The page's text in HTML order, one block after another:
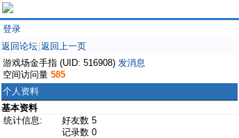
登录
返回论坛 返回上一页
游戏场金手指 (UID: 516908) 发消息
空间访问量 585
个人资料
基本资料
统计信息:
好友数 5
记录数 0